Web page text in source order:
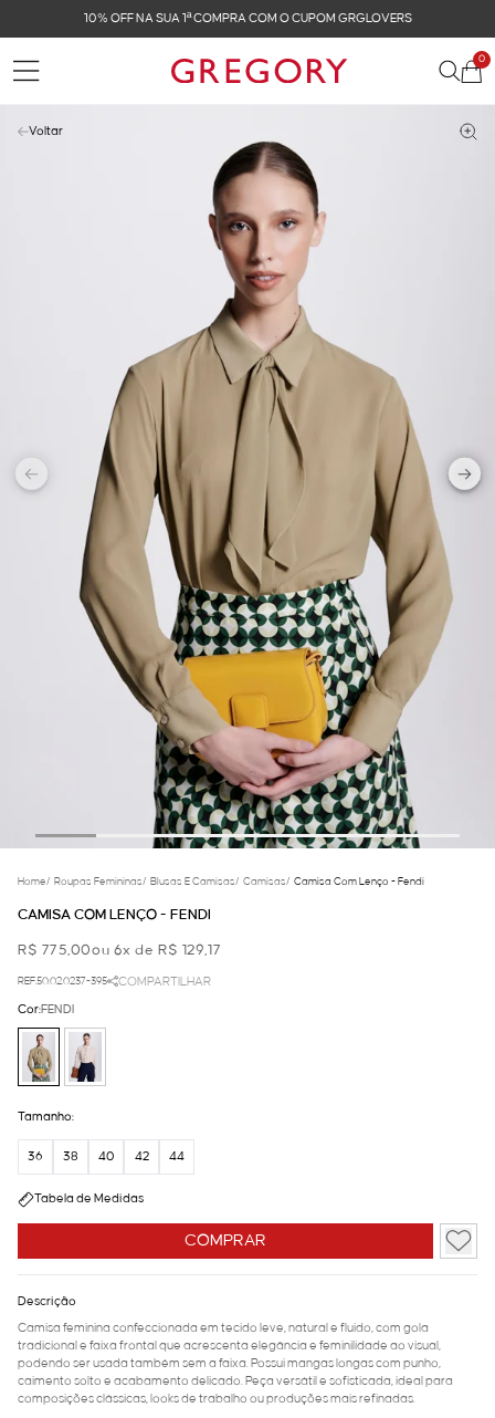
10% OFF NA SUA 1ª COMPRA COM O CUPOM GRGLOVERS
0
Voltar
Home/ Roupas Femininas/ Blusas E Camisas/ Camisas/ Camisa Com Lenço - Fendi
CAMISA COM LENÇO - FENDI
R$ 775,00ou 6x de R$ 129,17
REF.50.02.0237-395 COMPARTILHAR
COMPRAR
Cor:FENDI
Tamanho:
36 38 40 42 44
Tabela de Medidas
Descrição
Camisa feminina confeccionada em tecido leve, natural e fluido, com gola
tradicional e faixa frontal que acrescenta elegância e feminilidade ao visual,
podendo ser usada também sem a faixa. Possui mangas longas com punho,
caimento solto e acabamento delicado. Peça versátil e sofisticada, ideal para
composições clássicas, looks de trabalho ou produções mais refinadas.